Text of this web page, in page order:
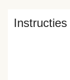
Instructies